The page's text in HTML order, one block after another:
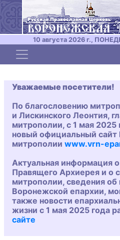
10 августа 2026 г.,
Toggle navigation
Уважаемые посетители!
По благословению
и Лискинского Леонтия,
митрополии, с 1 мая 2025
новый официальный
митрополии www.vrn-
Актуальная информация
Правящего Архиерея и о
митрополии, сведения об
Воронежской епархии,
также новости
жизни с 1 мая 2025 года
сайте